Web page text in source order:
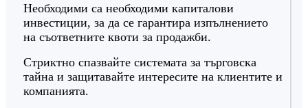
Необходими са необходими капиталови
инвестиции, за да се гарантира изпълнението
на съответните квоти за продажби.
Стриктно спазвайте системата за търговска
тайна и защитавайте интересите на клиентите и
компанията.